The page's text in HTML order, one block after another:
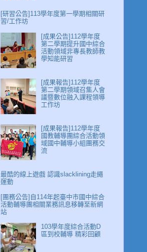
[研習公告]113學年度第一學期相關研
習/工作坊
[成果公告]112學年度
第二學期提升國中綜合
活動領域非專長教師教
學知能研習
[成果報告]112學年度
第二學期領域召集人會
議暨數位融入課程領導
工作坊
[成果報告]112學年度
國教輔導團綜合活動領
域國中輔導小組團務交
流
最酷的線上遊戲 認識slacklining走繩
運動
[團務公告]自114年起臺中市國中綜合
活動輔導團相關業務訊息移轉至新網
站
103學年度綜合活動D
區到校輔導 精彩回顧